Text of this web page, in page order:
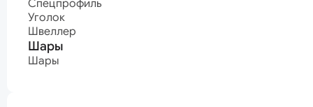
Нержавеющий сорт
Квадрат нержавеющий
Круг нержавеющий
Полоса нержавеющая
Шестигранник нержавеющий
Спецпрофиль
Уголок
Швеллер
Шары
Шары